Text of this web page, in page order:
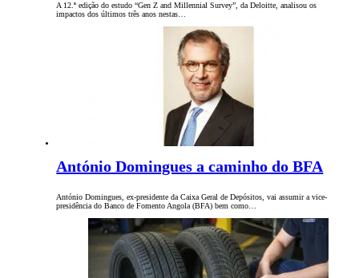
A 12.ª edição do estudo “Gen Z and Millennial Survey”, da Deloitte, analisou os
impactos dos últimos três anos nestas…
António Domingues a caminho do BFA
António Domingues, ex-presidente da Caixa Geral de Depósitos, vai assumir a vice-
presidência do Banco de Fomento Angola (BFA) bem como…